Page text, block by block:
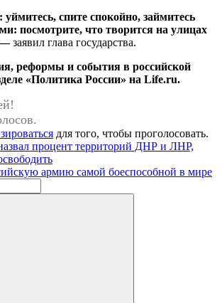
уймитесь, спите спокойно, займитесь
посмотрите, что творится на улицах
—заявил глава государства.
реформы и события в российской
«Политика России» на Life.ru.
для того, чтобы проголосовать.
процент территорий ДНР и ЛНР,
армию самой боеспособной в мире